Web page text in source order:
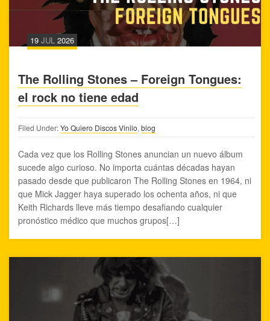
19 JUL 2026
The Rolling Stones – Foreign Tongues:
el rock no tiene edad
Filed Under:Yo Quiero Discos Vinilo, blog
Cada vez que los Rolling Stones anuncian un nuevo álbum
sucede algo curioso. No importa cuántas décadas hayan
pasado desde que publicaron The Rolling Stones en 1964, ni
que Mick Jagger haya superado los ochenta años, ni que
Keith Richards lleve más tiempo desafiando cualquier
pronóstico médico que muchos grupos[…]